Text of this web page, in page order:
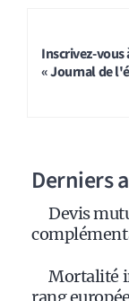
Inscrivez-
« Journal de
Derniers
Devis
Mortalité
rang